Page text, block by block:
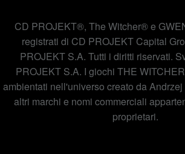
CD PROJEKT®, The Witcher® e
registrati di CD PROJEKT Capital
PROJEKT S.A. Tutti i diritti riservati.
PROJEKT S.A. I giochi THE
ambientati nell'universo creato da
altri marchi e nomi commerciali
proprietari.